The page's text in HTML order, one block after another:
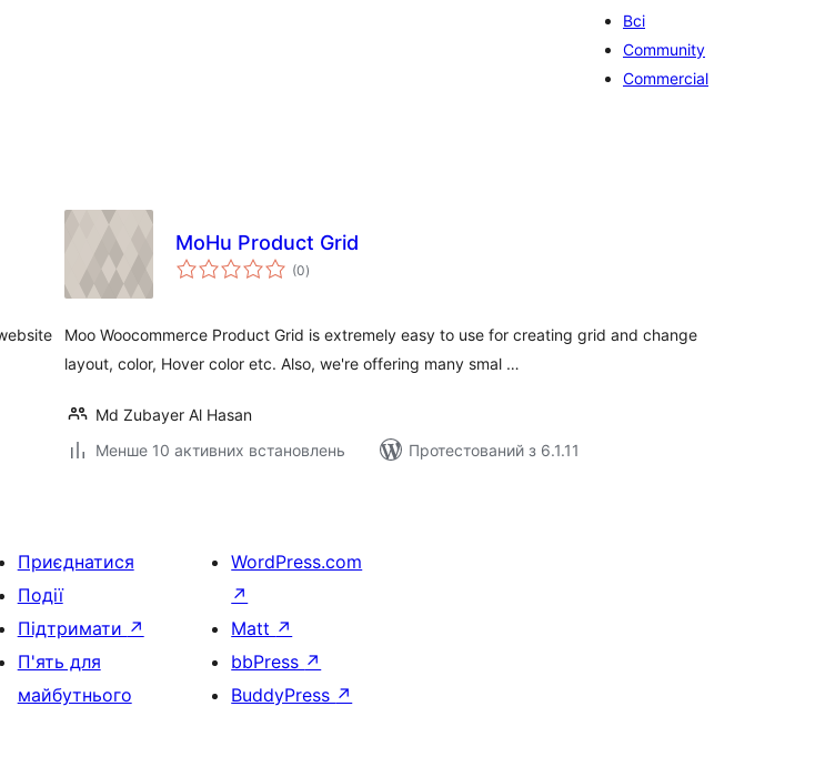
Всі
Community
Commercial
MoHu Product Grid
(0загальний
рейтинг
)
Moo Woocommerce Product Grid is extremely easy to use for creating grid and change
layout, color, Hover color etc. Also, we're offering many smal …
Md Zubayer Al Hasan
Менше 10 активних встановлень
Протестований з 6.1.11
Приєднатися
Події
Підтримати ↗
П'ять для
майбутнього
WordPress.com
↗
Matt ↗
bbPress ↗
BuddyPress ↗